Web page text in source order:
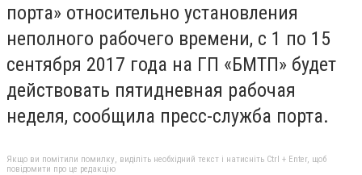
порта» относительно установления
неполного рабочего времени, с 1 по 15
сентября 2017 года на ГП «БМТП» будет
действовать пятидневная рабочая
неделя, сообщила пресс-служба порта.
Якщо ви помітили помилку, виділіть необхідний текст і натисніть Ctrl + Enter, щоб
повідомити про це редакцію